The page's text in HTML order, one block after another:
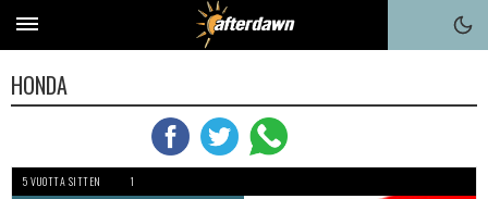
HONDA
5 VUOTTA SITTEN 1